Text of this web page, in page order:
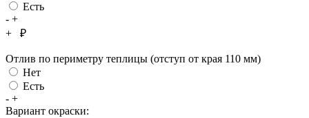
Есть
- +
+
₽
Отлив по периметру теплицы (отступ от края 110 мм)
Нет
Есть
- +
Вариант окраски: